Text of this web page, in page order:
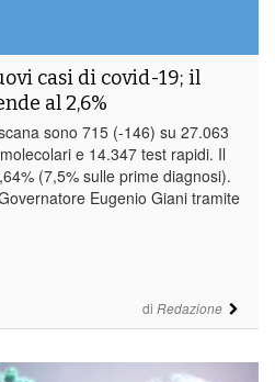
di Redazione
casi di covid-19; il
al 2,6%
sono 715 (-146) su 27.063
e 14.347 test rapidi. Il
(7,5% sulle prime diagnosi).
Eugenio Giani tramite